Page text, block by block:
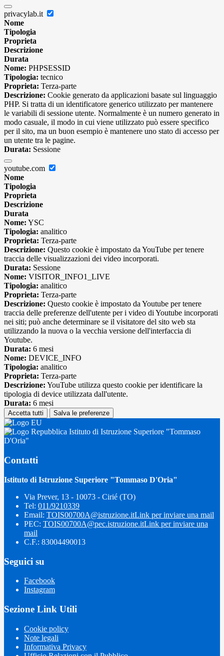
privacylab.it
Nome
Tipologia
Proprieta
Descrizione
Durata
Nome: PHPSESSID
Tipologia: tecnico
Proprieta: Terza-parte
Descrizione: Cookie generato da applicazioni basate sul linguaggio
PHP. Si tratta di un identificatore generico utilizzato per mantenere
le variabili di sessione utente. Normalmente è un numero generato in
modo casuale, il modo in cui viene utilizzato può essere specifico
per il sito, ma un buon esempio è mantenere uno stato di accesso per
un utente tra le pagine.
Durata: Sessione
youtube.com
Nome
Tipologia
Proprieta
Descrizione
Durata
Nome: YSC
Tipologia: analitico
Proprieta: Terza-parte
Descrizione: Questo cookie è impostato da YouTube per tenere
traccia delle visualizzazioni dei video incorporati.
Durata: Sessione
Nome: VISITOR_INFO1_LIVE
Tipologia: analitico
Proprieta: Terza-parte
Descrizione: Questo cookie è impostato da Youtube per tenere
traccia delle preferenze dell'utente per i video di Youtube incorporati
nei siti; può anche determinare se il visitatore del sito web sta
utilizzando la nuova o la vecchia versione dell'interfaccia di
Youtube.
Durata: 6 mesi
Nome: DEVICE_INFO
Tipologia: analitico
Proprieta: Terza-parte
Descrizione: YouTube utilizza questo cookie per identificare la
tipologia di device utilizzata dall'utente.
Durata: 6 mesi
Accetta tutti Salva le preferenze
Istituto di Istruzione Superiore "Tommaso
D'Oria"
Contatti
Istituto di Istruzione Superiore "Tommaso D'Oria"
Via Prever, 13 - 10073 - Cirié (TO)
Tel: 011/9210339
Email: TOIS00700A@istruzione.itLink per inviare una mail
PEC: TOIS00700A@pec.istruzione.itLink per inviare una
mail
C.F.: 83004490013
Seguici su
Facebook
Instagram
Sezione Link Utili
Cookie policy
Note legali
Informativa Privacy